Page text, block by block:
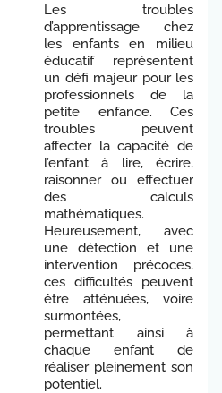
Les troubles
d’apprentissage chez
les enfants en milieu
éducatif représentent
un défi majeur pour les
professionnels de la
petite enfance. Ces
troubles peuvent
affecter la capacité de
l’enfant à lire, écrire,
raisonner ou effectuer
des calculs
mathématiques.
Heureusement, avec
une détection et une
intervention précoces,
ces difficultés peuvent
être atténuées, voire
surmontées,
permettant ainsi à
chaque enfant de
réaliser pleinement son
potentiel.